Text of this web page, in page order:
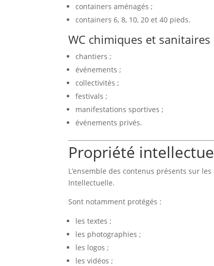
containers aménagés ;
containers 6, 8, 10, 20 et 40 pieds.
WC chimiques et
chantiers ;
événements ;
collectivités ;
festivals ;
manifestations sportives ;
événements privés.
Propriété
L’ensemble des contenus présents sur
Intellectuelle.
Sont notamment protégés :
les textes ;
les photographies ;
les logos ;
les vidéos ;